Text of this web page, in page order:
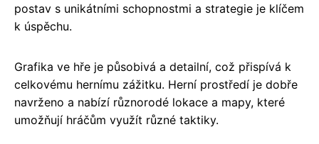
postav s unikátními schopnostmi a strategie je klíčem
k úspěchu.
Grafika ve hře je působivá a detailní, což přispívá k
celkovému hernímu zážitku. Herní prostředí je dobře
navrženo a nabízí různorodé lokace a mapy, které
umožňují hráčům využít různé taktiky.